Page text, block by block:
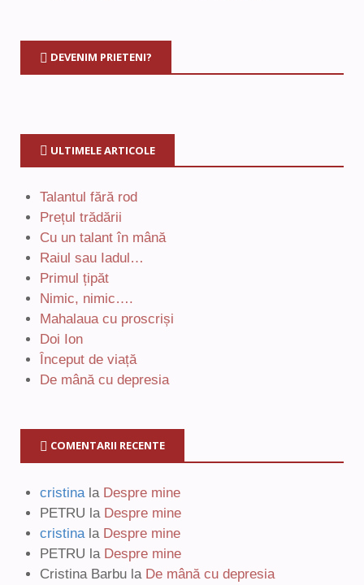
DEVENIM PRIETENI?
ULTIMELE ARTICOLE
Talantul fără rod
Prețul trădării
Cu un talant în mână
Raiul sau Iadul…
Primul țipăt
Nimic, nimic….
Mahalaua cu proscriși
Doi Ion
Început de viață
De mână cu depresia
COMENTARII RECENTE
cristina la Despre mine
PETRU la Despre mine
cristina la Despre mine
PETRU la Despre mine
Cristina Barbu la De mână cu depresia